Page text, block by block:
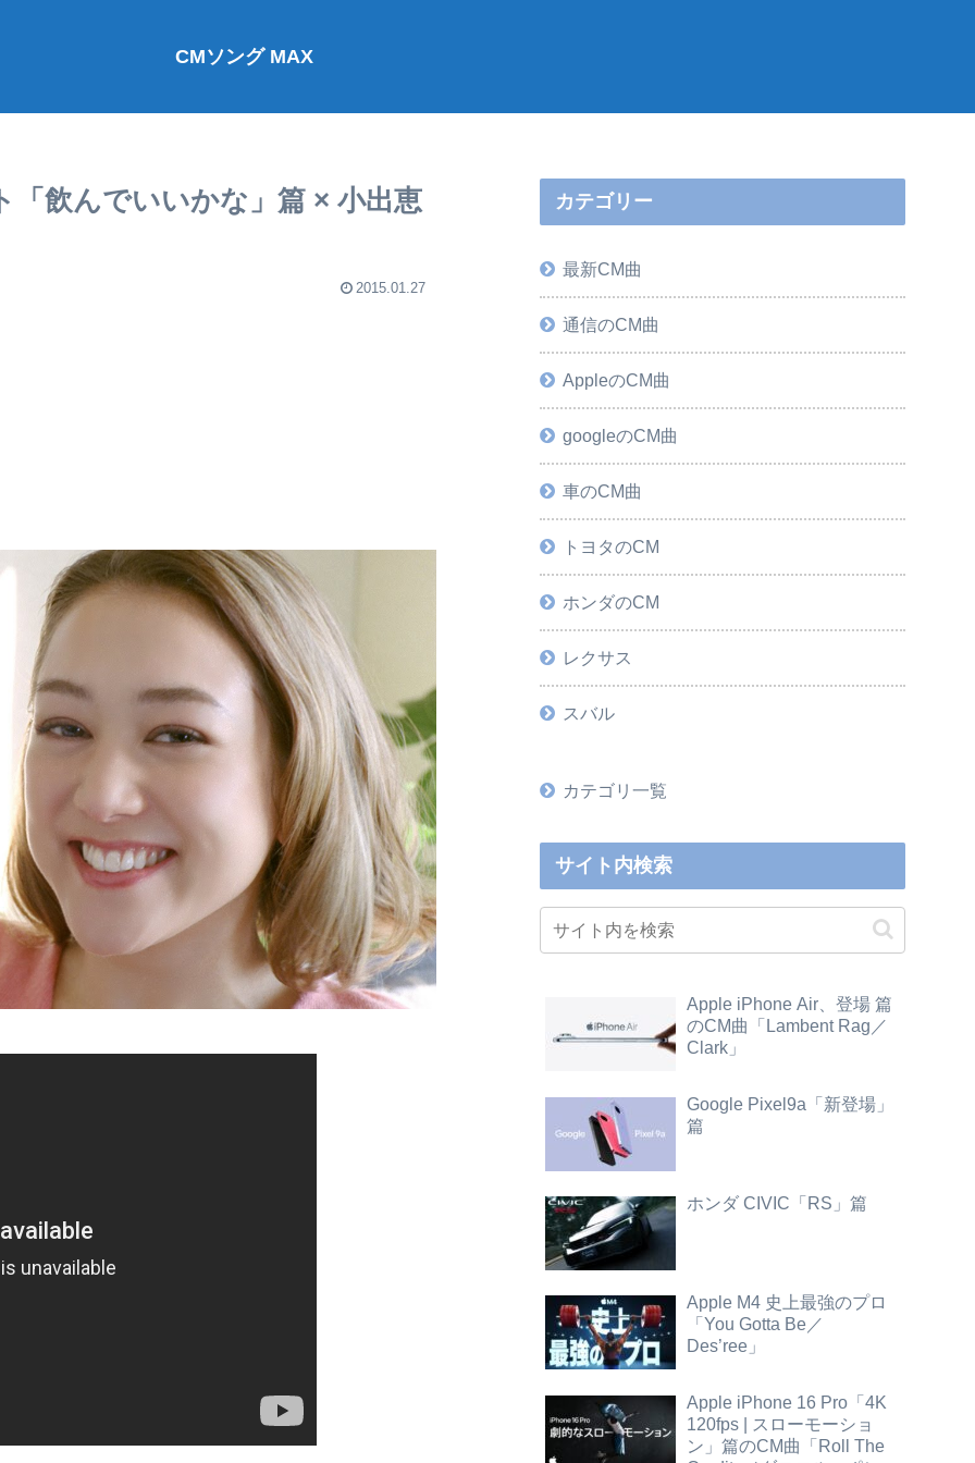
CMソング MAX
飲んでいいかな」篇 × 小出恵
2015.01.27
カテゴリー
最新CM曲
通信のCM曲
AppleのCM曲
googleのCM曲
車のCM曲
トヨタのCM
ホンダのCM
レクサス
スバル
カテゴリ一覧
サイト内検索
Apple iPhone Air、登場 篇
のCM曲「Lambent Rag／
Clark」
Google Pixel9a「新登場」
篇
ホンダ CIVIC「RS」篇
Apple M4 史上最強のプロ
「You Gotta Be／
Des’ree」
Apple iPhone 16 Pro「4K
120fps | スローモーショ
ン」篇のCM曲「Roll The